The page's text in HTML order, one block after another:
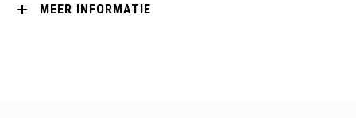
MEER INFORMATIE